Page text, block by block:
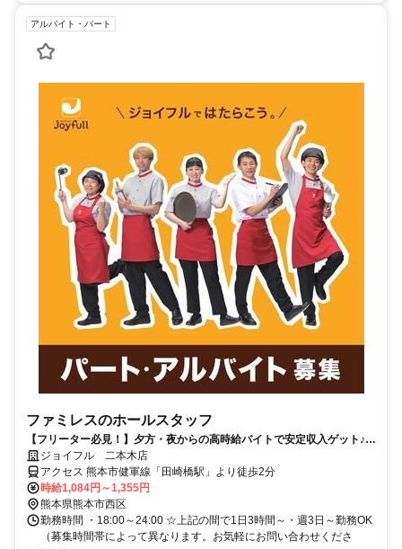
アルバイト・パート
ファミレスのホールスタッフ
【フリーター必見！】夕方・夜からの高時給バイトで安定収入ゲット♪履
歴書不要◎
ジョイフル 二本木店
アクセス 熊本市健軍線「田崎橋駅」より徒歩2分
時給1,084円～1,355円
熊本県熊本市西区
勤務時間 ・18:00～24:00 ☆上記の間で1日3時間～・週3日～勤務OK
（募集時間帯によって異なります。お気軽にお問い合わせくださ